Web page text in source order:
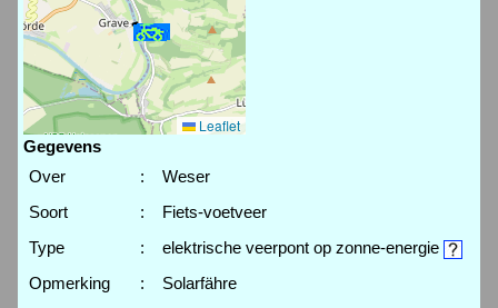
Leaflet
Gegevens
Over
:
Weser
Soort
:
Fiets-voetveer
Type
:
elektrische veerpont op zonne-energie
Opmerking
:
Solarfähre